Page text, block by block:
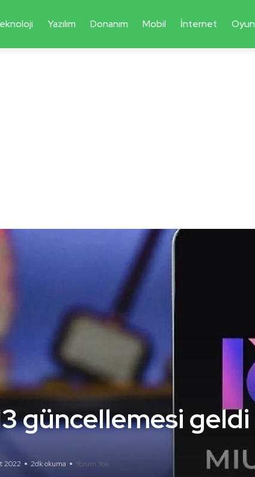
Yazılım Donanım Mobil İnternet Oyun
güncellemesi geldi
2022 2dk okuma Yorum Yok